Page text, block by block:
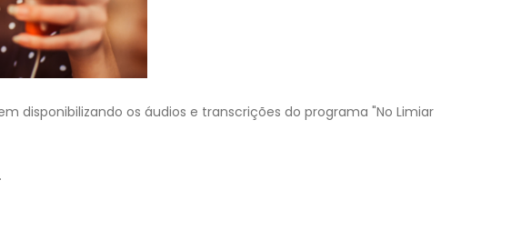
disponibilizando os áudios e transcrições do programa "No Limiar
.